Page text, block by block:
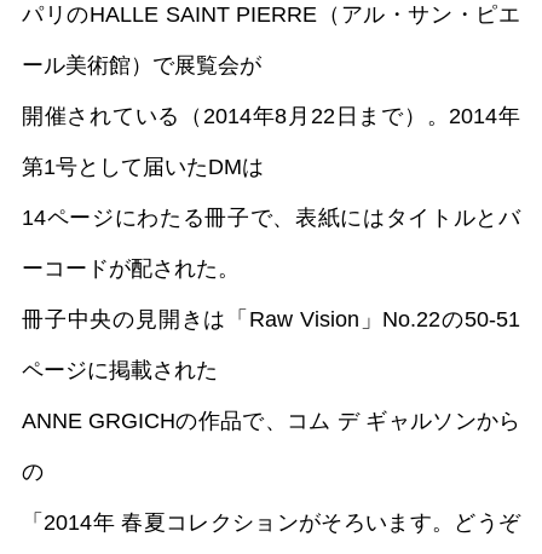
パリのHALLE SAINT PIERRE（アル・サン・ピエ
ール美術館）で展覧会が
開催されている（2014年8月22日まで）。2014年
第1号として届いたDMは
14ページにわたる冊子で、表紙にはタイトルとバ
ーコードが配された。
冊子中央の見開きは「Raw Vision」No.22の50-51
ページに掲載された
ANNE GRGICHの作品で、コム デ ギャルソンから
の
「2014年 春夏コレクションがそろいます。どうぞ